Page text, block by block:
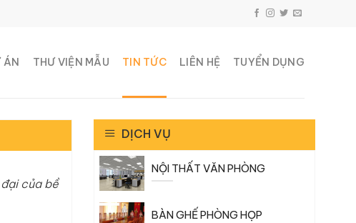
ÁN THƯ VIỆN MẪU TIN TỨC LIÊN HỆ TUYỂN DỤNG
của bề
DỊCH VỤ
NỘI THẤT VĂN PHÒNG
BÀN GHẾ PHÒNG HỌP